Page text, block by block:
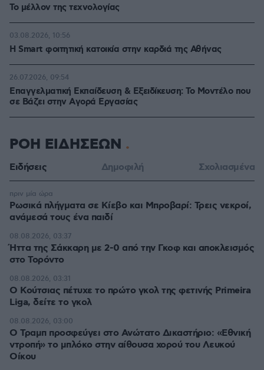
Το μέλλον της τεχνολογίας
Η Smart φοιτητική κατοικία στην καρδιά της Αθήνας
03.08.2026, 10:56
Επαγγελματική Εκπαίδευση & Εξειδίκευση: Το Mοντέλο που
σε Bάζει στην Aγορά Eργασίας
26.07.2026, 09:54
ΡΟΗ ΕΙΔΗΣΕΩΝ
Ειδήσεις Δημοφιλή Σχολιασμένα
Ρωσικά πλήγματα σε Κίεβο και Μπροβαρί: Τρεις νεκροί,
ανάμεσά τους ένα παιδί
πριν μία ώρα
Ήττα της Σάκκαρη με 2-0 από την Γκοφ και αποκλεισμός
στο Τορόντο
08.08.2026, 03:37
Ο Κούτσιας πέτυχε το πρώτο γκολ της φετινής Primeira
Liga, δείτε το γκολ
08.08.2026, 03:31
Ο Τραμπ προσφεύγει στο Ανώτατο Δικαστήριο: «Εθνική
ντροπή» το μπλόκο στην αίθουσα χορού του Λευκού
Οίκου
08.08.2026, 03:00